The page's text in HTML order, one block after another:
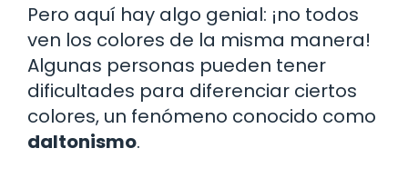
Pero aquí hay algo genial: ¡no todos
ven los colores de la misma manera!
Algunas personas pueden tener
dificultades para diferenciar ciertos
colores, un fenómeno conocido como
daltonismo.